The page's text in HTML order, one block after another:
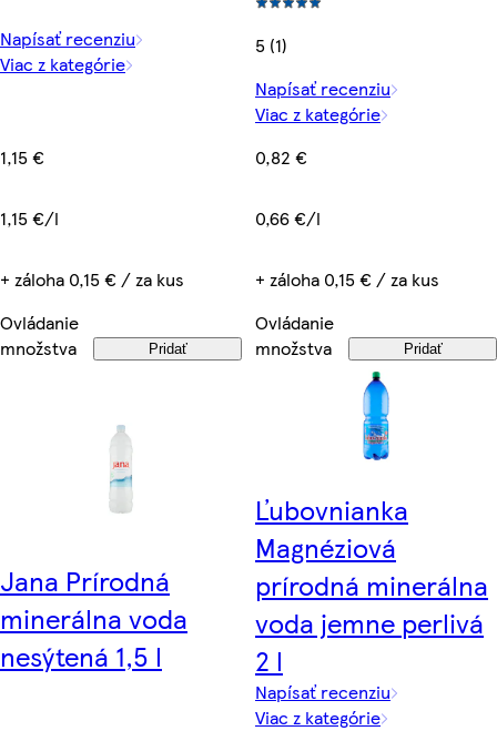
Napísať recenziu
Viac z kategórie
1,15 €
1,15 €/l
+ záloha 0,15 € / za kus
Ovládanie
množstva
Pridať
5 (1)
Napísať recenziu
Viac z kategórie
0,82 €
0,66 €/l
+ záloha 0,15 € / za kus
Ovládanie
množstva
Pridať
Jana Prírodná
minerálna voda
nesýtená 1,5 l
Ľubovnianka
Magnéziová
prírodná minerálna
voda jemne perlivá
2 l
Napísať recenziu
Viac z kategórie